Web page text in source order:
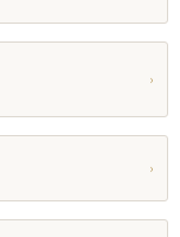
›
›